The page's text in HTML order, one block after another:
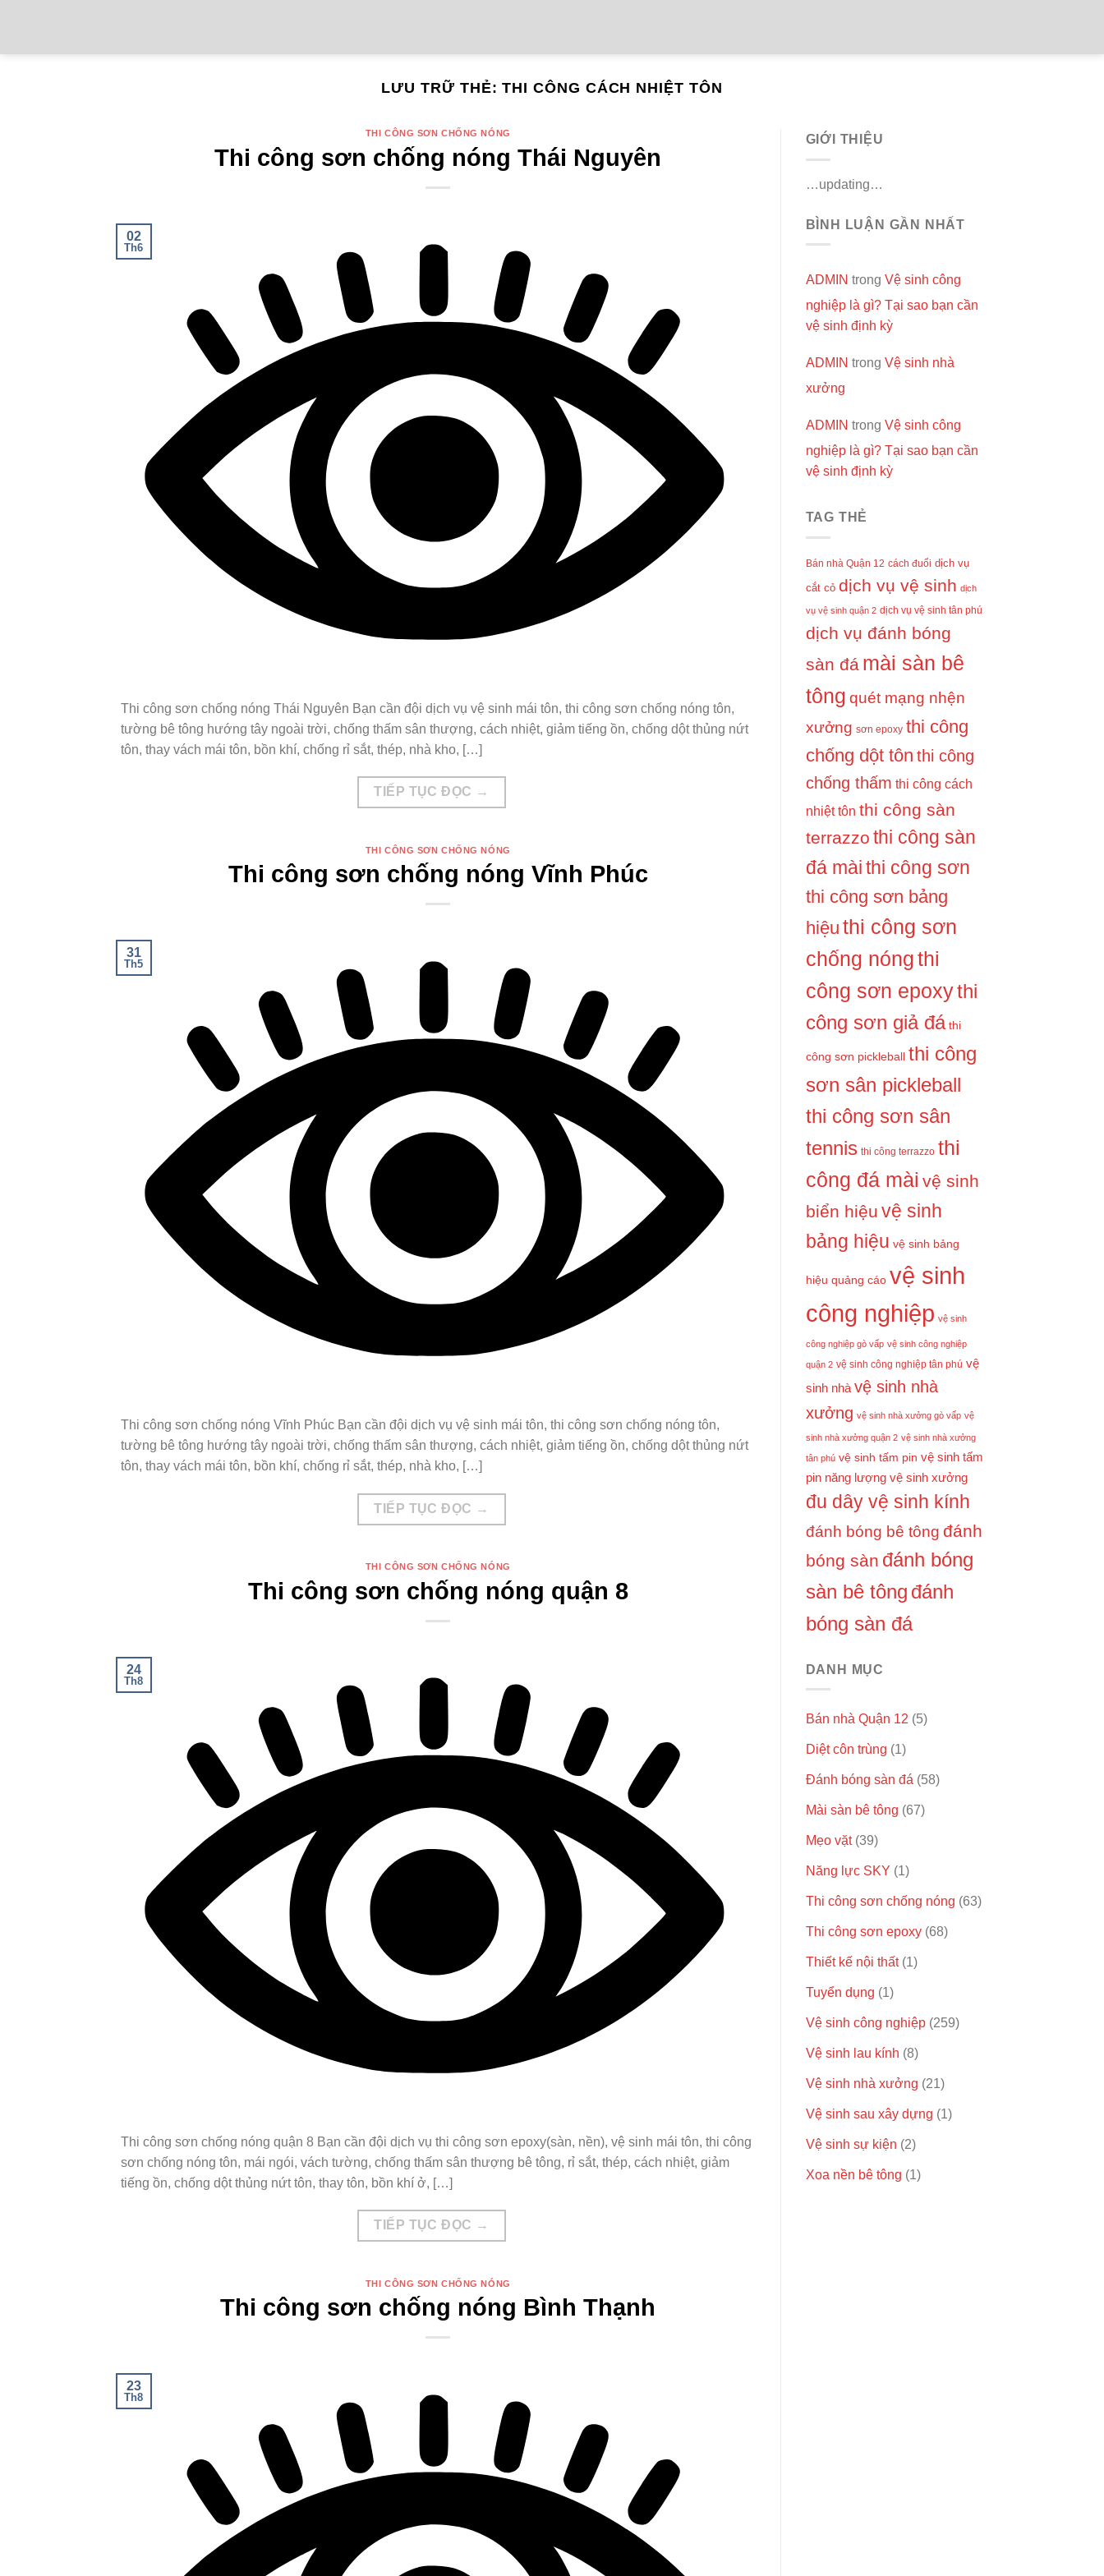
LƯU TRỮ THẺ:THI CÔNG CÁCH NHIỆT TÔN
THI CÔNG SƠN CHỐNG NÓNG
Thi công sơn chống nóng Thái Nguyên
02
Th6
Thi công sơn chống nóng Thái Nguyên Bạn cần đội dịch vụ vệ sinh mái tôn, thi công sơn chống nóng tôn,
tường bê tông hướng tây ngoài trời, chống thấm sân thượng, cách nhiệt, giảm tiếng ồn, chống dột thủng nứt
tôn, thay vách mái tôn, bồn khí, chống rỉ sắt, thép, nhà kho, […]
TIẾP TỤC ĐỌC →
THI CÔNG SƠN CHỐNG NÓNG
Thi công sơn chống nóng Vĩnh Phúc
31
Th5
Thi công sơn chống nóng Vĩnh Phúc Bạn cần đội dịch vụ vệ sinh mái tôn, thi công sơn chống nóng tôn,
tường bê tông hướng tây ngoài trời, chống thấm sân thượng, cách nhiệt, giảm tiếng ồn, chống dột thủng nứt
tôn, thay vách mái tôn, bồn khí, chống rỉ sắt, thép, nhà kho, […]
TIẾP TỤC ĐỌC →
THI CÔNG SƠN CHỐNG NÓNG
Thi công sơn chống nóng quận 8
24
Th8
Thi công sơn chống nóng quận 8 Bạn cần đội dịch vụ thi công sơn epoxy(sàn, nền), vệ sinh mái tôn, thi công
sơn chống nóng tôn, mái ngói, vách tường, chống thấm sân thượng bê tông, rỉ sắt, thép, cách nhiệt, giảm
tiếng ồn, chống dột thủng nứt tôn, thay tôn, bồn khí ở, […]
TIẾP TỤC ĐỌC →
THI CÔNG SƠN CHỐNG NÓNG
Thi công sơn chống nóng Bình Thạnh
23
Th8
GIỚI THIỆU
…updating…
BÌNH LUẬN GẦN NHẤT
ADMIN trong Vệ sinh công
nghiệp là gì? Tại sao bạn cần
vệ sinh định kỳ
ADMIN trong Vệ sinh nhà
xưởng
ADMIN trong Vệ sinh công
nghiệp là gì? Tại sao bạn cần
vệ sinh định kỳ
TAG THẺ
Bán nhà Quận 12 cách đuổi dịch vụ
cắt cỏ dịch vụ vệ sinh dịch
vụ vệ sinh quận 2 dịch vụ vệ sinh tân phú
dịch vụ đánh bóng
sàn đá mài sàn bê
tông quét mạng nhện
xưởng sơn epoxy thi công
chống dột tôn thi công
chống thấm thi công cách
nhiệt tôn thi công sàn
terrazzo thi công sàn
đá mài thi công sơn
thi công sơn bảng
hiệu thi công sơn
chống nóngthi
công sơn epoxythi
công sơn giả đá thi
công sơn pickleball
thi công
sơn sân pickleball
thi công sơn sân
tennis thi công terrazzo thi
công đá mài vệ sinh
biển hiệu vệ sinh
bảng hiệu vệ sinh bảng
hiệu quảng cáo vệ sinh
công nghiệp vệ sinh
công nghiệp gò vấp vệ sinh công nghiệp
quận 2 vệ sinh công nghiệp tân phú vệ
sinh nhà vệ sinh nhà
xưởng vệ sinh nhà xưởng gò vấp vệ
sinh nhà xưởng quận 2 vệ sinh nhà xưởng
tân phú vệ sinh tấm pin vệ sinh tấm
pin năng lượng vệ sinh xưởng
đu dây vệ sinh kính
đánh bóng bê tông đánh
bóng sàn đánh bóng
sàn bê tông đánh
bóng sàn đá
DANH MỤC
Bán nhà Quận 12 (5)
Diệt côn trùng (1)
Đánh bóng sàn đá (58)
Mài sàn bê tông (67)
Mẹo vặt(39)
Năng lực SKY (1)
Thi công sơn chống nóng (63)
Thi công sơn epoxy(68)
Thiết kế nội thất(1)
Tuyển dụng (1)
Vệ sinh công nghiệp(259)
Vệ sinh lau kính (8)
Vệ sinh nhà xưởng (21)
Vệ sinh sau xây dựng (1)
Vệ sinh sự kiện (2)
Xoa nền bê tông (1)